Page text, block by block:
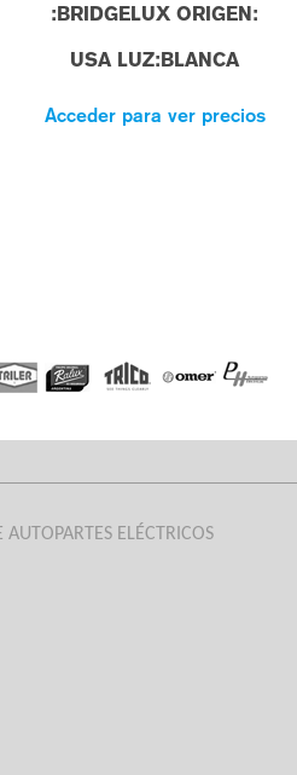
:BRIDGELUX ORIGEN:
USA LUZ:BLANCA
Acceder para ver precios
ELÉCTRICOS